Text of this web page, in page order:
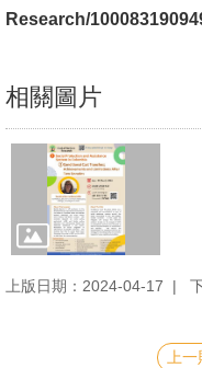
網
導
English
輔
Research/
相關圖片
上版日期：2024-04-17